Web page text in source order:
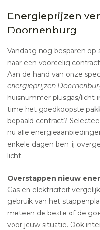
Energieprijzen
Doornenburg
Vandaag nog besparen
naar een voordelig
Aan de hand van onze
energieprijzen
huisnummer plusgas/licht
time het goedkoopste
bepaald contract?
nu alle
enkele dagen ben jij
licht.
Overstappen nieuw
Gas en elektriciteit
gebruik van het
meteen de beste of de
voor jouw situatie. Ook